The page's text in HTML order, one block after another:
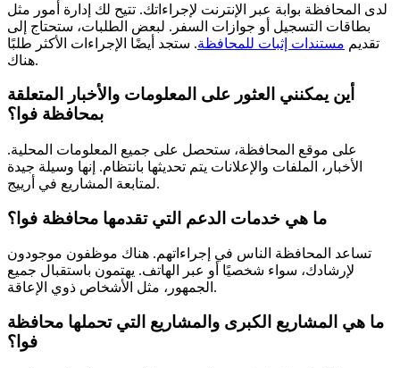
لدى المحافظة بوابة عبر الإنترنت لإجراءاتك. تتيح لك إدارة أمور مثل
بطاقات التسجيل أو جوازات السفر. لبعض الطلبات، ستحتاج إلى
تقديم مستندات إثبات للمحافظة. ستجد أيضًا الإجراءات الأكثر طلبًا
هناك.
أين يمكنني العثور على المعلومات والأخبار المتعلقة
بمحافظة فوا؟
على موقع المحافظة، ستحصل على جميع المعلومات المحلية.
الأخبار، الملفات والإعلانات يتم تحديثها بانتظام. إنها وسيلة جيدة
لمتابعة المشاريع في أرييج.
ما هي خدمات الدعم التي تقدمها محافظة فوا؟
تساعد المحافظة الناس في إجراءاتهم. هناك موظفون موجودون
لإرشادك، سواء شخصيًا أو عبر الهاتف. يهتمون باستقبال جميع
الجمهور، مثل الأشخاص ذوي الإعاقة.
ما هي المشاريع الكبرى والمشاريع التي تحملها محافظة
فوا؟